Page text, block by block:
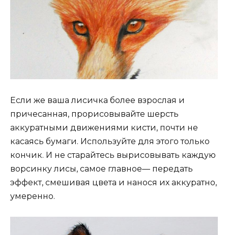
Если же ваша лисичка более взрослая и
причесанная, прорисовывайте шерсть
аккуратными движениями кисти, почти не
касаясь бумаги. Используйте для этого только
кончик. И не старайтесь вырисовывать каждую
ворсинку лисы, самое главное— передать
эффект, смешивая цвета и нанося их аккуратно,
умеренно.